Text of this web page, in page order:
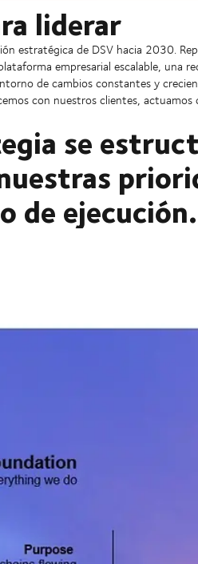
liderar
estratégica de DSV hacia 2030.
empresarial escalable, una
de cambios constantes y
con nuestros clientes,
se
de ejecución.